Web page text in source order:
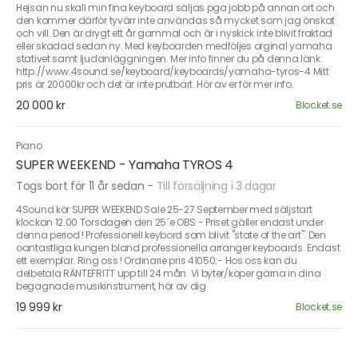
Hejsan nu skall min fina keyboard säljas pga jobb på annan ort och
den kommer därför tyvärr inte användas så mycket som jag önskat
och vill. Den är drygt ett år gammal och är i nyskick inte blivit fraktad
eller skadad sedan ny. Med keyboarden medföljes orginal yamaha
stativet samt ljudanläggningen. Mer info finner du på denna länk:
http://www.4sound.se/keyboard/keyboards/yamaha-tyros-4 Mitt
pris är 20000kr och det är inte prutbart. Hör av er för mer info.
20 000 kr Blocket.se
Piano
SUPER WEEKEND - Yamaha TYROS 4
Togs bort för 11 år sedan - Till försäljning i 3 dagar
4Sound kör SUPER WEEKEND Sale 25-27 September med säljstart
klockan 12.00 Torsdagen den 25´e OBS - Priset gäller endast under
denna period ! Professionell keybord som blivit "state of the art". Den
oantastliga kungen bland professionella arranger keyboards. Endast
ett exemplar. Ring oss ! Ordinarie pris 41050:- Hos oss kan du
delbetala RÄNTEFRITT upp till 24 mån. Vi byter/köper gärna in dina
begagnade musikinstrument, hör av dig
19 999 kr Blocket.se